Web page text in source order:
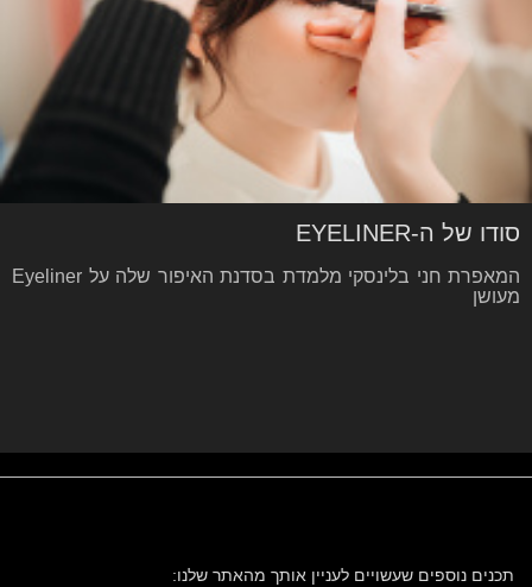
סודו של ה-EYELINER
המאפרת חני בלינסקי מלמדת בסדנת האיפור שלה על Eyeliner
מעושן
תכנים נוספים שעשויים לעניין אותך מהאתר שלנו: